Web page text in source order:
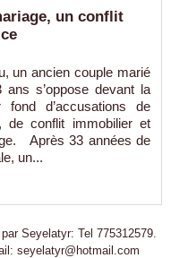
un conflit
un ancien couple marié
ans s’oppose devant la
fond d’accusations de
de conflit immobilier et
Après 33 années de
un...
Seyelatyr: Tel 775312579.
seyelatyr@hotmail.com